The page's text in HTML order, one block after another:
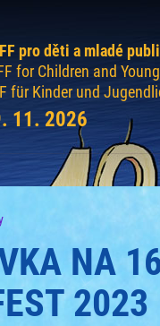
pro děti a mladé
for Children and
für Kinder und
11. 2026
NA
2023